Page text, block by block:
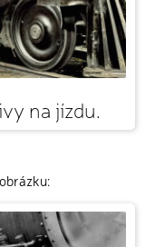
na jízdu.